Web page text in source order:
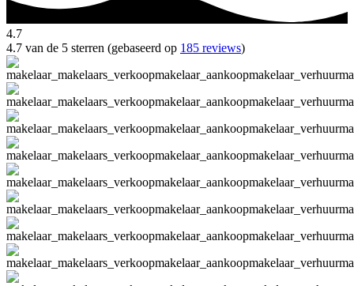
4.7
4.7 van de 5 sterren (gebaseerd op 185 reviews)